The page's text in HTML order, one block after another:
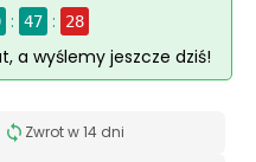
: 47 : 27
a wyślemy jeszcze dziś!
Zwrot w 14 dni